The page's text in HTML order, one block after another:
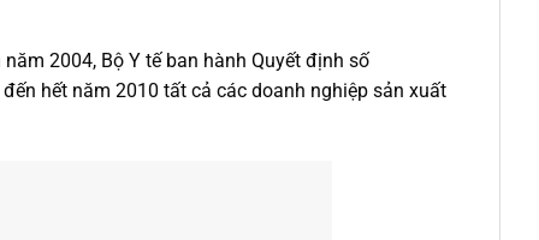
2004, Bộ Y tế ban hành Quyết định số
hết năm 2010 tất cả các doanh nghiệp sản xuất